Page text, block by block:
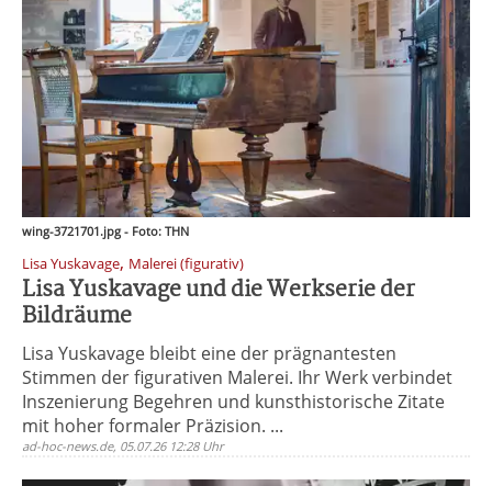
wing-3721701.jpg - Foto: THN
Lisa Yuskavage, Malerei (figurativ)
Lisa Yuskavage und die Werkserie der
Bildräume
Lisa Yuskavage bleibt eine der prägnantesten
Stimmen der figurativen Malerei. Ihr Werk verbindet
Inszenierung Begehren und kunsthistorische Zitate
mit hoher formaler Präzision. ...
ad-hoc-news.de, 05.07.26 12:28 Uhr